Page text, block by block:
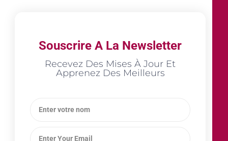
Souscrire A La Newsletter
Recevez Des Mises À Jour Et
Apprenez Des Meilleurs